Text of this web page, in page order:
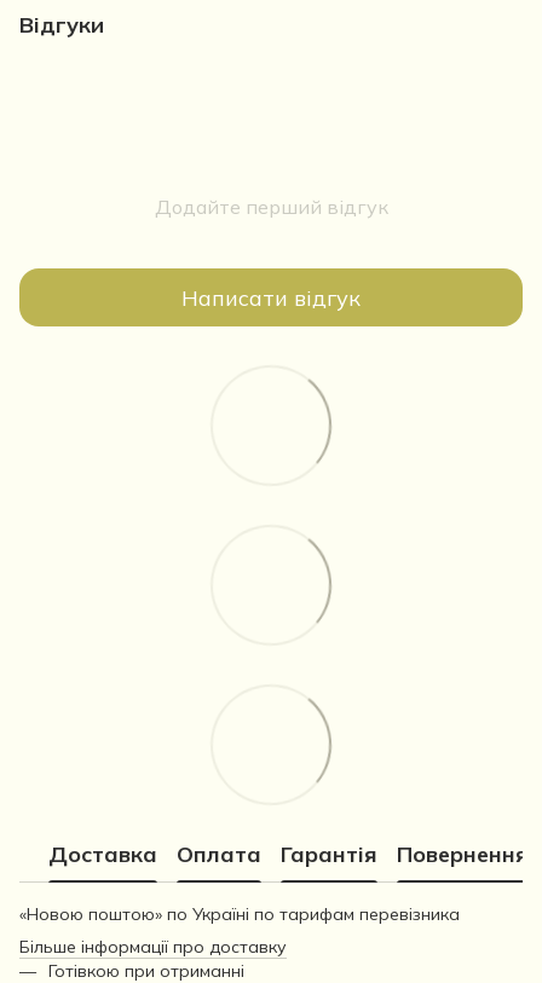
Відгуки
Додайте перший відгук
Написати відгук
Доставка Оплата Гарантія Повернення
«Новою поштою» по Україні по тарифам перевізника
Більше інформації про доставку
Готівкою при отриманні